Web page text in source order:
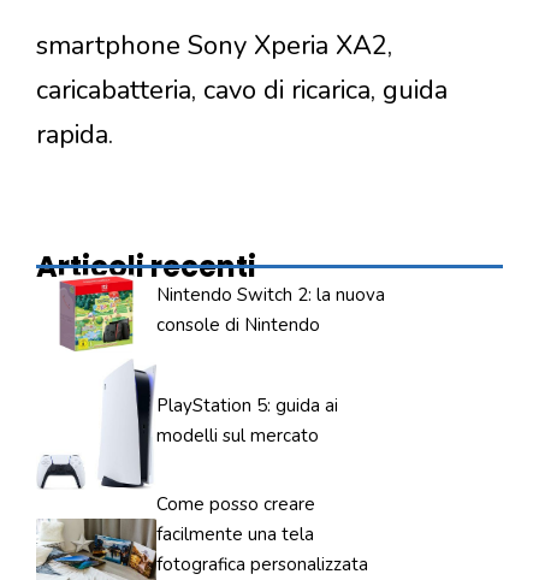
smartphone Sony Xperia XA2,
caricabatteria, cavo di ricarica, guida
rapida.
Articoli recenti
Nintendo Switch 2: la nuova
console di Nintendo
PlayStation 5: guida ai
modelli sul mercato
Come posso creare
facilmente una tela
fotografica personalizzata